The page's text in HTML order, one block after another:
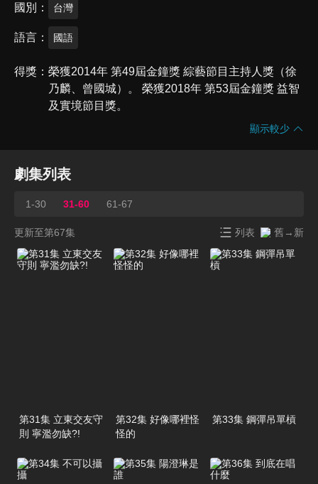
國別 台灣
語言 國語
得獎
榮獲2014年 第49屆金鐘獎 綜藝節目主持人獎（徐
乃麟、曾國城）。 榮獲2018年 第53屆金鐘獎 益智
及實境節目獎。
顯示較少
劇集列表
1-30 31-60 61-67
更新至第67集 列表 舊→新
第31集 立東交友守
則 寧濫勿缺?!
第32集 好像哪裡怪
怪的
第33集 鋼彈吊單槓